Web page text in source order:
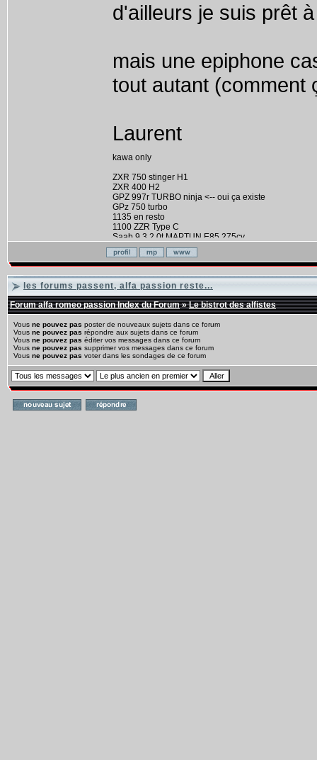
d'ailleurs je suis prêt
mais une epiphone
tout autant (comment
Laurent
kawa only
ZXR 750 stinger H1
ZXR 400 H2
GPZ 997r TURBO ninja <-- oui ça existe
GPz 750 turbo
1135 en resto
1100 ZZR Type C
Saab 9.3 2.0t MAPTUN E85 275cv
ZX 10 TOMCAT
les forums passent, alfa passion reste...
Forum alfa romeo passion Index du Forum»Le bistrot des alfistes
Vous ne pouvez pas poster de nouveaux sujets dans ce forum
Vous ne pouvez pas répondre aux sujets dans ce forum
Vous ne pouvez pas éditer vos messages dans ce forum
Vous ne pouvez pas supprimer vos messages dans ce forum
Vous ne pouvez pas voter dans les sondages de ce forum